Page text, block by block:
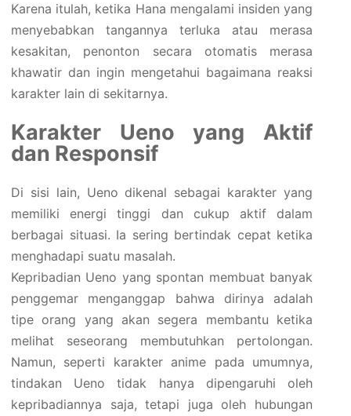
Karena itulah, ketika Hana mengalami insiden yang
menyebabkan tangannya terluka atau merasa
kesakitan, penonton secara otomatis merasa
khawatir dan ingin mengetahui bagaimana reaksi
karakter lain di sekitarnya.
Karakter Ueno yang Aktif
dan Responsif
Di sisi lain, Ueno dikenal sebagai karakter yang
memiliki energi tinggi dan cukup aktif dalam
berbagai situasi. Ia sering bertindak cepat ketika
menghadapi suatu masalah.
Kepribadian Ueno yang spontan membuat banyak
penggemar menganggap bahwa dirinya adalah
tipe orang yang akan segera membantu ketika
melihat seseorang membutuhkan pertolongan.
Namun, seperti karakter anime pada umumnya,
tindakan Ueno tidak hanya dipengaruhi oleh
kepribadiannya saja, tetapi juga oleh hubungan